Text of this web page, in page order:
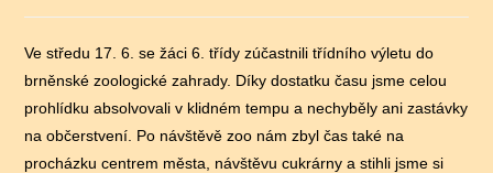
publikován
Ve středu 17. 6. se žáci 6. třídy zúčastnili třídního výletu do
brněnské zoologické zahrady. Díky dostatku času jsme celou
prohlídku absolvovali v klidném tempu a nechyběly ani zastávky
na občerstvení. Po návštěvě zoo nám zbyl čas také na
procházku centrem města, návštěvu cukrárny a stihli jsme si